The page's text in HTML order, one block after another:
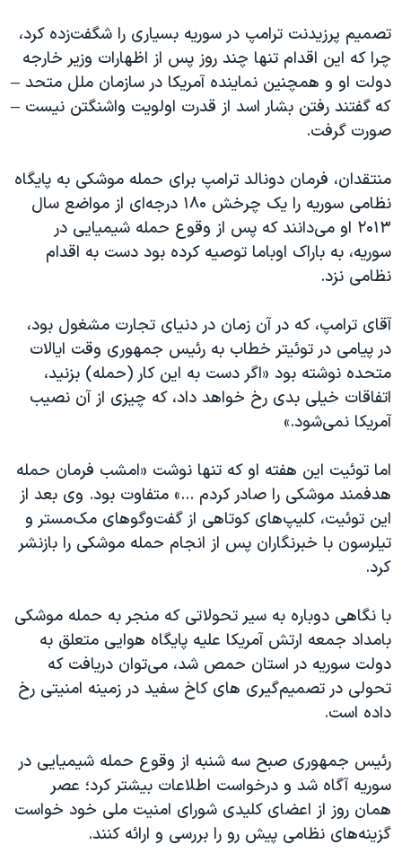
تصمیم پرزیدنت ترامپ در سوریه بسیاری را شگفت‌زده کرد،
چرا که این اقدام تنها چند روز پس از اظهارات وزیر خارجه
دولت او و همچنین نماینده آمریکا در سازمان ملل متحد –
که گفتند رفتن بشار اسد از قدرت اولویت واشنگتن نیست –
صورت گرفت.
منتقدان، فرمان دونالد ترامپ برای حمله موشکی به پایگاه
نظامی سوریه را یک چرخش ۱۸۰ درجه‌ای از مواضع سال
۲۰۱۳ او می‌دانند که پس از وقوع حمله شیمیایی در
سوریه، به باراک اوباما توصیه کرده بود دست به اقدام
نظامی نزد.
آقای ترامپ، که در آن زمان در دنیای تجارت مشغول بود،
در پیامی در توئیتر خطاب به رئیس جمهوری وقت ایالات
متحده نوشته بود «اگر دست به این کار (حمله) بزنید،
اتفاقات خیلی بدی رخ خواهد داد، که چیزی از آن نصیب
آمریکا نمی‌شود.»
اما توئیت این هفته او که تنها نوشت «امشب فرمان حمله
هدفمند موشکی را صادر کردم ...» متفاوت بود. وی بعد از
این توئیت، کلیپ‌های کوتاهی از گفت‌وگوهای مک‌مستر و
تیلرسون با خبرنگاران پس از انجام حمله موشکی را بازنشر
کرد.
با نگاهی دوباره به سیر تحولاتی که منجر به حمله موشکی
بامداد جمعه ارتش آمریکا علیه پایگاه هوایی متعلق به
دولت سوریه در استان حمص شد، می‌توان دریافت که
تحولی در تصمیم‌گیری های کاخ سفید در زمینه امنیتی رخ
داده است.
رئیس جمهوری صبح سه شنبه از وقوع حمله شیمیایی در
سوریه آگاه شد و درخواست اطلاعات بیشتر کرد؛ عصر
همان روز از اعضای کلیدی شورای امنیت ملی خود خواست
گزینه‌های نظامی پیش رو را بررسی و ارائه کنند.